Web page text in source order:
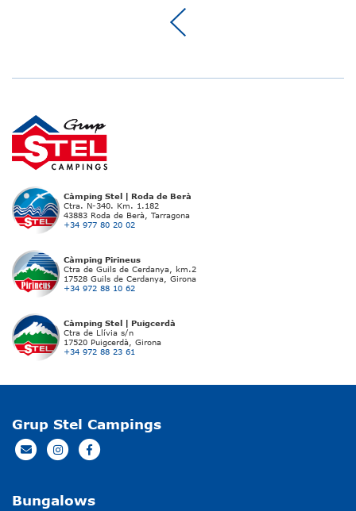
Càmping Stel | Roda de Berà
Ctra. N-340. Km. 1.182
43883 Roda de Berà, Tarragona
+34 977 80 20 02
Càmping Pirineus
Ctra de Guils de Cerdanya, km.2
17528 Guils de Cerdanya, Girona
+34 972 88 10 62
Càmping Stel | Puigcerdà
Ctra de Llívia s/n
17520 Puigcerdà, Girona
+34 972 88 23 61
Grup Stel Campings
Bungalows